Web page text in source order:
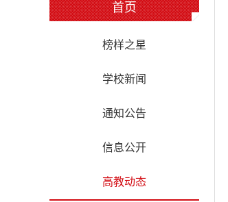
首页
榜样之星
学校新闻
通知公告
信息公开
高教动态